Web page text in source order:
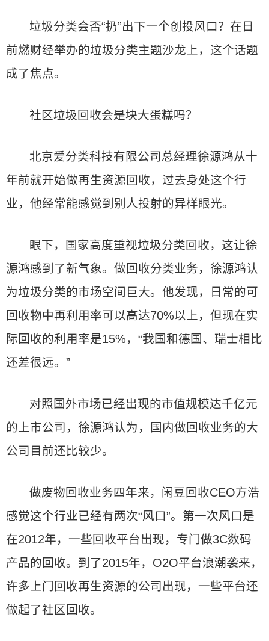
垃圾分类会否“扔”出下一个创投风口？在日
前燃财经举办的垃圾分类主题沙龙上，这个话题
成了焦点。
社区垃圾回收会是块大蛋糕吗？
北京爱分类科技有限公司总经理徐源鸿从十
年前就开始做再生资源回收，过去身处这个行
业，他经常能感觉到别人投射的异样眼光。
眼下，国家高度重视垃圾分类回收，这让徐
源鸿感到了新气象。做回收分类业务，徐源鸿认
为垃圾分类的市场空间巨大。他发现，日常的可
回收物中再利用率可以高达70%以上，但现在实
际回收的利用率是15%，“我国和德国、瑞士相比
还差很远。”
对照国外市场已经出现的市值规模达千亿元
的上市公司，徐源鸿认为，国内做回收业务的大
公司目前还比较少。
做废物回收业务四年来，闲豆回收CEO方浩
感觉这个行业已经有两次“风口”。第一次风口是
在2012年，一些回收平台出现，专门做3C数码
产品的回收。到了2015年，O2O平台浪潮袭来，
许多上门回收再生资源的公司出现，一些平台还
做起了社区回收。